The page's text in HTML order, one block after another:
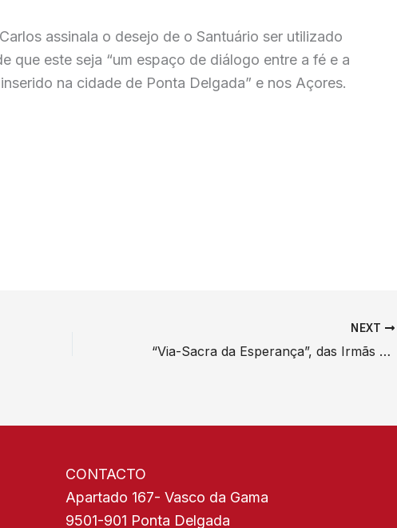
assinala o desejo de o Santuário ser utilizado
que este seja “um espaço de diálogo entre a fé e a
na cidade de Ponta Delgada” e nos Açores.
NEXT
“Via-Sacra da Esperança”, das Irmãs Contemplativas do Bom Pastor, dedicada às famílias
CONTACTO
Apartado 167- Vasco da Gama
9501-901 Ponta Delgada